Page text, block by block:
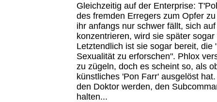
Gleichzeitig auf der Enterprise:
des fremden Erregers zum Opfer
ihr anfangs nur schwer fällt, sich
konzentrieren, wird sie später
Letztendlich ist sie sogar bereit, die
Sexualität zu erforschen". Phlox
zu zügeln, doch es scheint so, als
künstliches 'Pon Farr' ausgelöst
den Doktor werden, den
halten...